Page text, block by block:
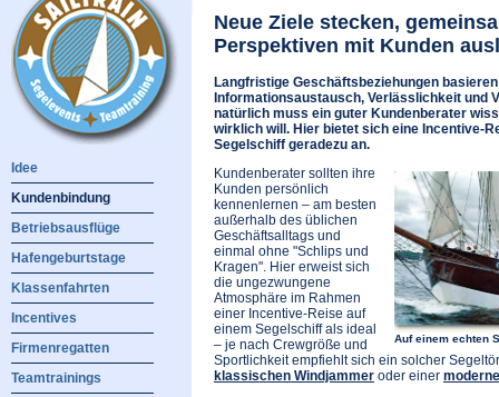
Idee
Kundenbindung
Betriebsausflüge
Hafengeburtstage
Klassenfahrten
Incentives
Firmenregatten
Teamtrainings
Neue Ziele stecken,
Perspektiven mit Kunden
Langfristige Geschäftsbeziehungen
Informationsaustausch, Verlässlichkeit und
natürlich muss ein guter Kundenberater
wirklich will. Hier bietet sich eine Incentive-
Segelschiff geradezu an.
Auf einem echten
Kundenberater sollten ihre
Kunden persönlich
kennenlernen – am besten
außerhalb des üblichen
Geschäftsalltags und
einmal ohne "Schlips und
Kragen". Hier erweist sich
die ungezwungene
Atmosphäre im Rahmen
einer Incentive-Reise auf
einem Segelschiff als ideal
– je nach Crewgröße und
Sportlichkeit empfiehlt sich ein solcher
klassischen Windjammer oder einer